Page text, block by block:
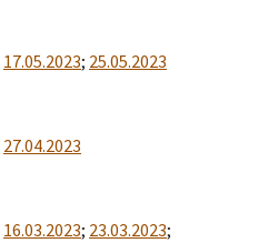
17.05.2023; 25.05.2023
27.04.2023
16.03.2023; 23.03.2023;